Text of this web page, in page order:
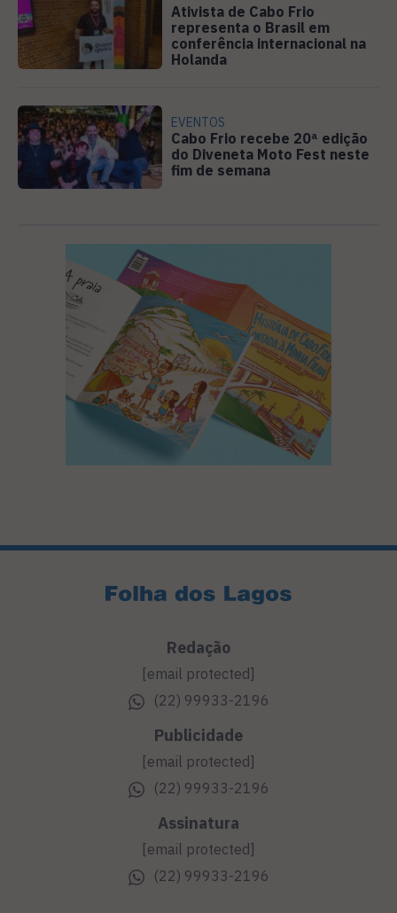
Ativista de Cabo Frio
representa o Brasil em
conferência internacional na
Holanda
EVENTOS
Cabo Frio recebe 20ª edição
do Diveneta Moto Fest neste
fim de semana
Redação
[email protected]
(22) 99933-2196
Publicidade
[email protected]
(22) 99933-2196
Assinatura
[email protected]
(22) 99933-2196